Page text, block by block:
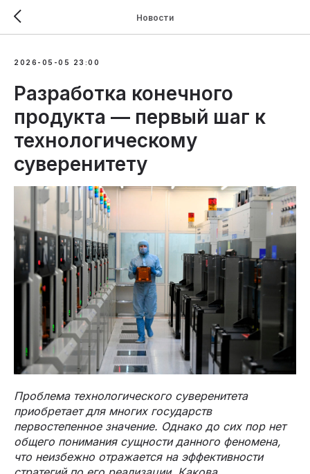
Новости
2026-05-05 23:00
Разработка конечного
продукта — первый шаг к
технологическому
суверенитету
Проблема технологического суверенитета
приобретает для многих государств
первостепенное значение. Однако до сих пор нет
общего понимания сущности данного феномена,
что неизбежно отражается на эффективности